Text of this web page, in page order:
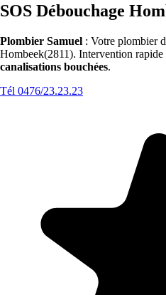
SOS Débouchage
Plombier Samuel : Votre plombier
Hombeek(2811). Intervention
canalisations bouchées.
Tél 0476/23.23.23